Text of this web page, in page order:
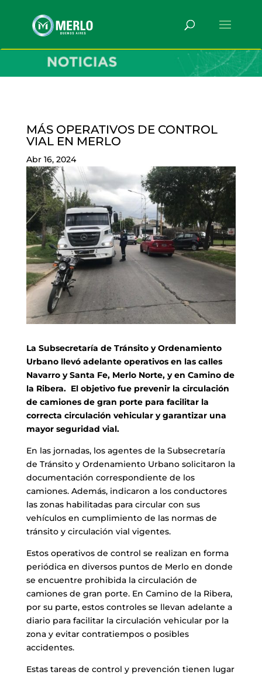
MÁS OPERATIVOS DE CONTROL
VIAL EN MERLO
Abr 16, 2024
La Subsecretaría de Tránsito y Ordenamiento
Urbano llevó adelante operativos en las calles
Navarro y Santa Fe, Merlo Norte, y en Camino de
la Ribera. El objetivo fue prevenir la circulación
de camiones de gran porte para facilitar la
correcta circulación vehicular y garantizar una
mayor seguridad vial.
En las jornadas, los agentes de la Subsecretaría
de Tránsito y Ordenamiento Urbano solicitaron la
documentación correspondiente de los
camiones. Además, indicaron a los conductores
las zonas habilitadas para circular con sus
vehículos en cumplimiento de las normas de
tránsito y circulación vial vigentes.
Estos operativos de control se realizan en forma
periódica en diversos puntos de Merlo en donde
se encuentre prohibida la circulación de
camiones de gran porte. En Camino de la Ribera,
por su parte, estos controles se llevan adelante a
diario para facilitar la circulación vehicular por la
zona y evitar contratiempos o posibles
accidentes.
Estas tareas de control y prevención tienen lugar